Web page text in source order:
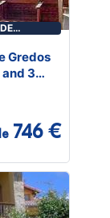
Gredos
3
746 €